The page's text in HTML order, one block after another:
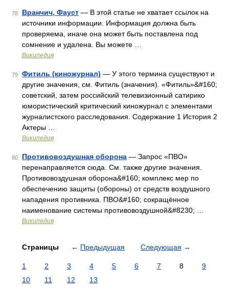
78 Вранчич, Фауст — В этой статье не хватает ссылок на
источники информации. Информация должна быть
проверяема, иначе она может быть поставлена под
сомнение и удалена. Вы можете …
Википедия
79 Фитиль (киножурнал) — У этого термина существуют и
другие значения, см. Фитиль (значения). «Фитиль»&#160;
советский, затем российский телевизионный сатирико
юмористический критический киножурнал с элементами
журналистского расследования. Содержание 1 История 2
Актеры …
Википедия
80 Противовоздушная оборона — Запрос «ПВО»
перенаправляется сюда. Cм. также другие значения.
Противовоздушная оборона&#160; комплекс мер по
обеспечению защиты (обороны) от средств воздушного
нападения противника. ПВО&#160; сокращённое
наименование системы противовоздушной&#8230; …
Википедия
Страницы ← Предыдущая Следующая →
1 2 3 4 5 6 7 8
9
10
11 12 13